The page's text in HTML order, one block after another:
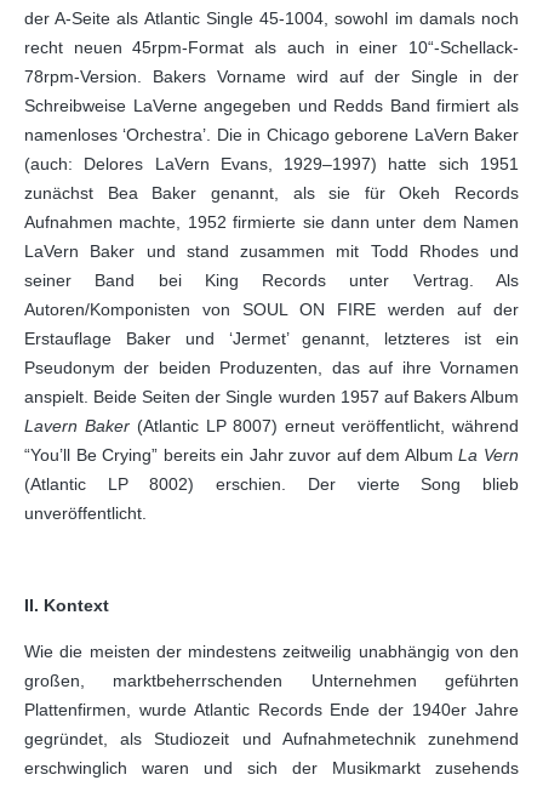
der A-Seite als Atlantic Single 45-1004, sowohl im damals noch
recht neuen 45rpm-Format als auch in einer 10“-Schellack-
78rpm-Version. Bakers Vorname wird auf der Single in der
Schreibweise LaVerne angegeben und Redds Band firmiert als
namenloses ‘Orchestra’. Die in Chicago geborene LaVern Baker
(auch: Delores LaVern Evans, 1929–1997) hatte sich 1951
zunächst Bea Baker genannt, als sie für Okeh Records
Aufnahmen machte, 1952 firmierte sie dann unter dem Namen
LaVern Baker und stand zusammen mit Todd Rhodes und
seiner Band bei King Records unter Vertrag. Als
Autoren/Komponisten von SOUL ON FIRE werden auf der
Erstauflage Baker und ‘Jermet’ genannt, letzteres ist ein
Pseudonym der beiden Produzenten, das auf ihre Vornamen
anspielt. Beide Seiten der Single wurden 1957 auf Bakers Album
Lavern Baker (Atlantic LP 8007) erneut veröffentlicht, während
“You’ll Be Crying” bereits ein Jahr zuvor auf dem AlbumLa Vern
(Atlantic LP 8002) erschien. Der vierte Song blieb
unveröffentlicht.
II. Kontext
Wie die meisten der mindestens zeitweilig unabhängig von den
großen, marktbeherrschenden Unternehmen geführten
Plattenfirmen, wurde Atlantic Records Ende der 1940er Jahre
gegründet, als Studiozeit und Aufnahmetechnik zunehmend
erschwinglich waren und sich der Musikmarkt zusehends